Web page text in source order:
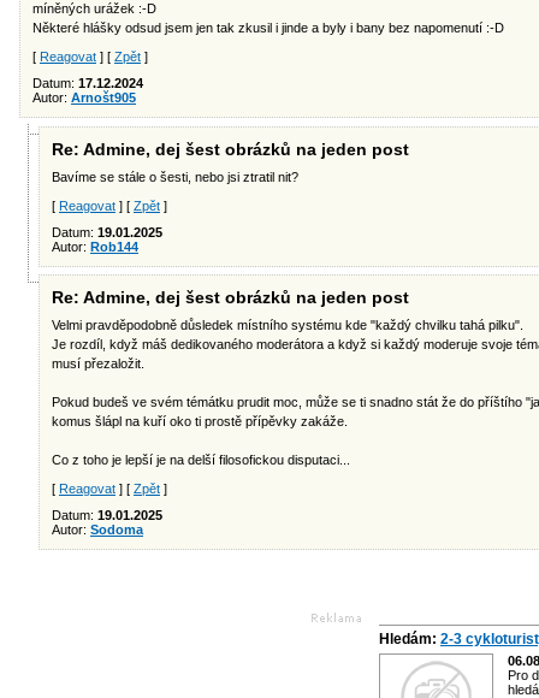
míněných urážek :-D
Některé hlášky odsud jsem jen tak zkusil i jinde a byly i bany bez napomenutí :-D
[ Reagovat ] [ Zpět ]
Datum: 17.12.2024
Autor: Arnošt905
Re: Admine, dej šest obrázků na jeden post
Bavíme se stále o šesti, nebo jsi ztratil nit?
[ Reagovat ] [ Zpět ]
Datum: 19.01.2025
Autor: Rob144
Re: Admine, dej šest obrázků na jeden post
Velmi pravděpodobně důsledek místního systému kde "každý chvilku tahá pilku".
Je rozdíl, když máš dedikovaného moderátora a když si každý moderuje svoje
musí přezaložit.
Pokud budeš ve svém témátku prudit moc, může se ti snadno stát že do příštího
komus šlápl na kuří oko ti prostě přípěvky zakáže.
Co z toho je lepší je na delší filosofickou disputaci...
[ Reagovat ] [ Zpět ]
Datum: 19.01.2025
Autor: Sodoma
Hledám: 2-3
Pro